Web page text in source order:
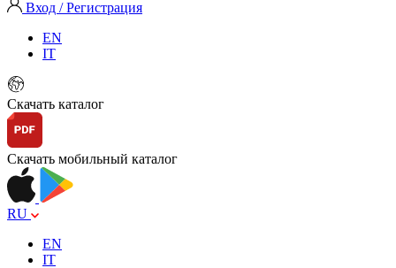
Вход / Регистрация
EN
IT
Скачать каталог
Скачать мобильный каталог
RU
EN
IT